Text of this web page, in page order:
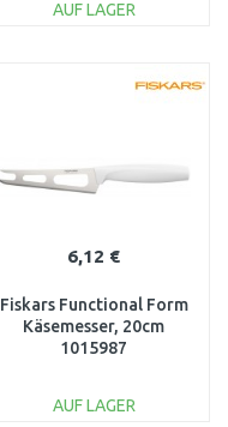
AUF LAGER
6,12 €
Fiskars Functional Form
Käsemesser, 20cm
1015987
AUF LAGER